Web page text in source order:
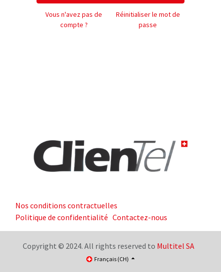
Vous n'avez pas de
compte ?
Réinitialiser le mot de
passe
Nos conditions contractuelles
Politique de confidentialité Contactez-nous
Copyright © 2024. All rights reserved to Multitel SA
Français (CH)